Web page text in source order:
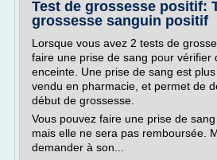
Test de grossesse positif:
grossesse sanguin positif
Lorsque vous avez 2 tests de
faire une prise de sang pour vérifier
enceinte. Une prise de sang est
vendu en pharmacie, et permet de
début de grossesse.
Vous pouvez faire une prise de
mais elle ne sera pas remboursée.
demander à son...